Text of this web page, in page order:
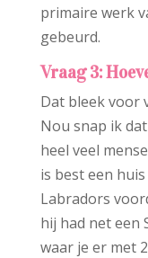
primaire werk
gebeurd.
Vraag 3:
Dat bleek voor
Nou snap ik
heel veel
is best een
Labradors
hij had net een
waar je er met